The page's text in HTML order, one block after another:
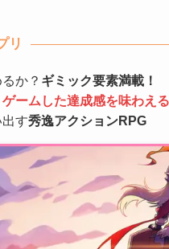
リ
か？ ギミック要素満載！
ゲームした達成感を味わえる
出す秀逸アクションRPG